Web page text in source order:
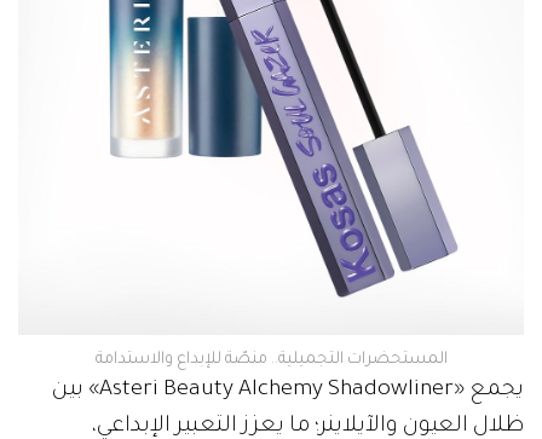
المستحضرات التجميلية.. منصّة للإبداع والاستدامة
يجمع «Asteri Beauty Alchemy Shadowliner» بين
ظلال العيون والآيلاينر؛ ما يعزز التعبير الإبداعي،